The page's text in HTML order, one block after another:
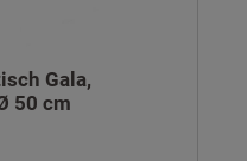
Gala,
50 cm